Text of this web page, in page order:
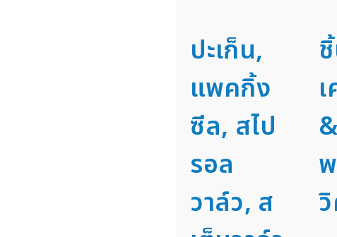
ปะเก็น,
แพคกิ้ง
ซีล, สไป
รอล
วาล์ว, ส
&